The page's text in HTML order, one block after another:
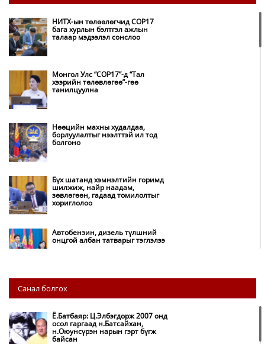
НИТХ-ын төлөөлөгчид COP17
бага хурлын бэлтгэл ажлын
талаар мэдээлэл сонслоо
Монгол Улс “COP17”-д “Тал
хээрийн төлөвлөгөө”-гөө
танилцуулна
Нөөцийн махны худалдаа,
борлуулалтыг нээлттэй ил тод
болгоно
Бүх шатанд хэмнэлтийн горимд
шилжиж, найр наадам,
зөвлөгөөн, гадаад томилолтыг
хориглолоо
Автобензин, дизель түлшний
онцгой албан татварыг тэглэлээ
Хэт халуун өдрүүд үргэлжлэх
учраас наршихгүй байхыг
зөвлөв
COP17 хурлын бэлтгэл ажил 90
Санал болгох
Ё.Батбаяр: Ц.Элбэгдорж 2007 онд
осол гаргаад н.Батсайхан,
н.Оюунсүрэн нарын гэрт бүгж
байсан